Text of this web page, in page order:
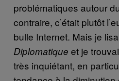
problématiques autour
contraire, c’était plutôt
bulle Internet. Mais je
Diplomatique et je
très inquiétant, en